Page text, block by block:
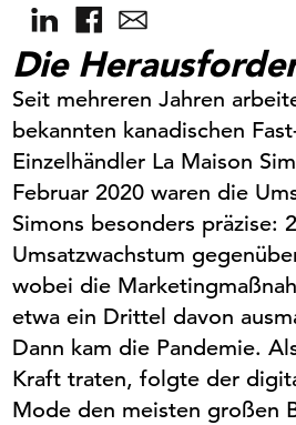
Die
Seit mehreren Jahren
bekannten kanadischen
Einzelhändler La Maison
Februar 2020 waren die
Simons besonders präzise:
Umsatzwachstum
wobei die
etwa ein Drittel davon
Dann kam die Pandemie.
Kraft traten, folgte der
Mode den meisten großen